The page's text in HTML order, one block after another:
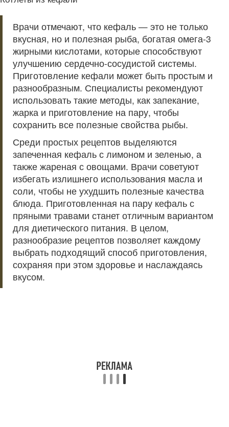
Врачи отмечают, что кефаль — это не только
вкусная, но и полезная рыба, богатая омега-3
жирными кислотами, которые способствуют
улучшению сердечно-сосудистой системы.
Приготовление кефали может быть простым и
разнообразным. Специалисты рекомендуют
использовать такие методы, как запекание,
жарка и приготовление на пару, чтобы
сохранить все полезные свойства рыбы.
Среди простых рецептов выделяются
запеченная кефаль с лимоном и зеленью, а
также жареная с овощами. Врачи советуют
избегать излишнего использования масла и
соли, чтобы не ухудшить полезные качества
блюда. Приготовленная на пару кефаль с
пряными травами станет отличным вариантом
для диетического питания. В целом,
разнообразие рецептов позволяет каждому
выбрать подходящий способ приготовления,
сохраняя при этом здоровье и наслаждаясь
вкусом.